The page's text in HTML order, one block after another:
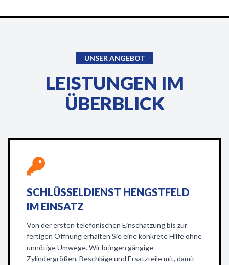
UNSER ANGEBOT
LEISTUNGEN IM
ÜBERBLICK
SCHLÜSSELDIENST HENGSTFELD
IM EINSATZ
Von der ersten telefonischen Einschätzung bis zur
fertigen Öffnung erhalten Sie eine konkrete Hilfe ohne
unnötige Umwege. Wir bringen gängige
Zylindergrößen, Beschläge und Ersatzteile mit, damit